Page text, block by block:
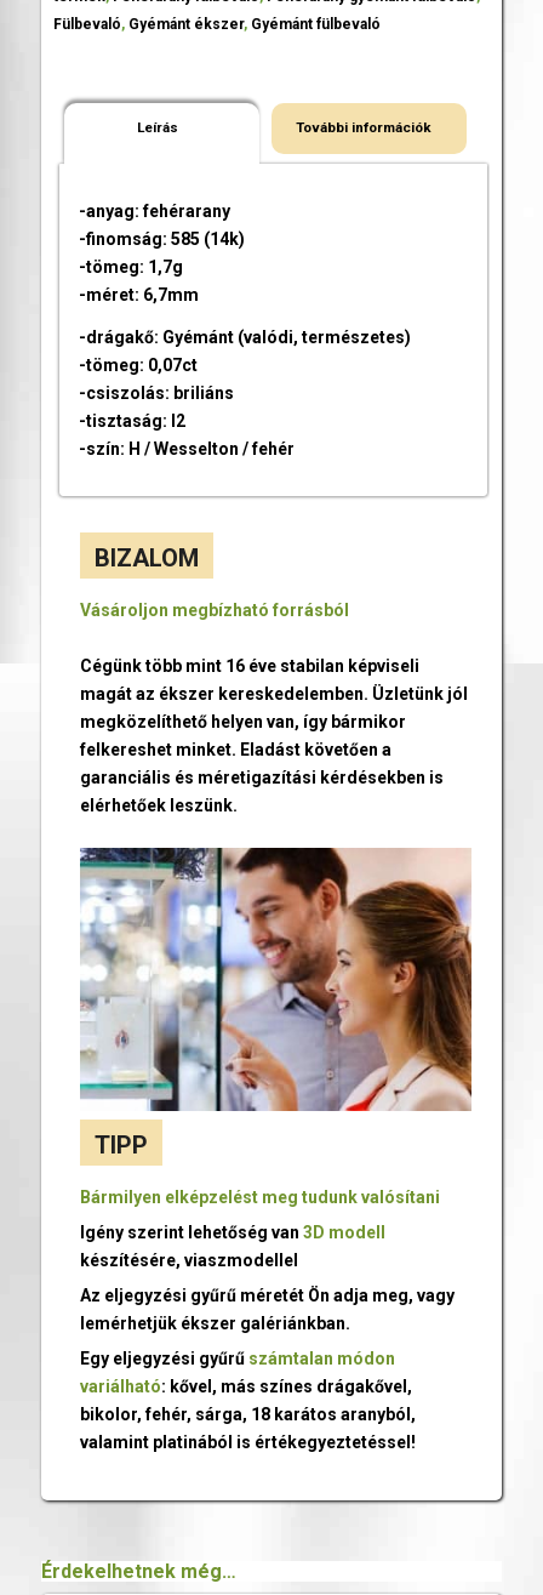
Fülbevaló, Gyémánt ékszer, Gyémánt fülbevaló
Leírás További információk
-anyag: fehérarany
-finomság: 585 (14k)
-tömeg: 1,7g
-méret: 6,7mm
-drágakő: Gyémánt (valódi, természetes)
-tömeg: 0,07ct
-csiszolás: briliáns
-tisztaság: I2
-szín: H / Wesselton / fehér
BIZALOM
Vásároljon megbízható forrásból
Cégünk több mint 16 éve stabilan képviseli
magát az ékszer kereskedelemben. Üzletünk jól
megközelíthető helyen van, így bármikor
felkereshet minket. Eladást követően a
garanciális és méretigazítási kérdésekben is
elérhetőek leszünk.
TIPP
Bármilyen elképzelést meg tudunk valósítani
Igény szerint lehetőség van 3D modell
készítésére, viaszmodellel
Az eljegyzési gyűrű méretét Ön adja meg, vagy
lemérhetjük ékszer galériánkban.
Egy eljegyzési gyűrű számtalan módon
variálható: kővel, más színes drágakővel,
bikolor, fehér, sárga, 18 karátos aranyból,
valamint platinából is értékegyeztetéssel!
Érdekelhetnek még…